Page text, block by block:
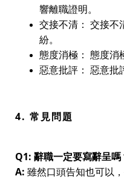
響離職證明。
交接不清：
交接不
紛。
態度消極：
態度消
惡意批評：
惡意批
4. 常見問題
Q1: 辭職一定要寫辭呈嗎
A: 雖然口頭告知也可以